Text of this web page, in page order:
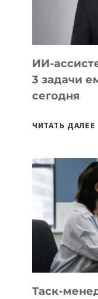
ИИ-
3 задачи
сегодня
ЧИТАТЬ ДАЛЕЕ
Таск-